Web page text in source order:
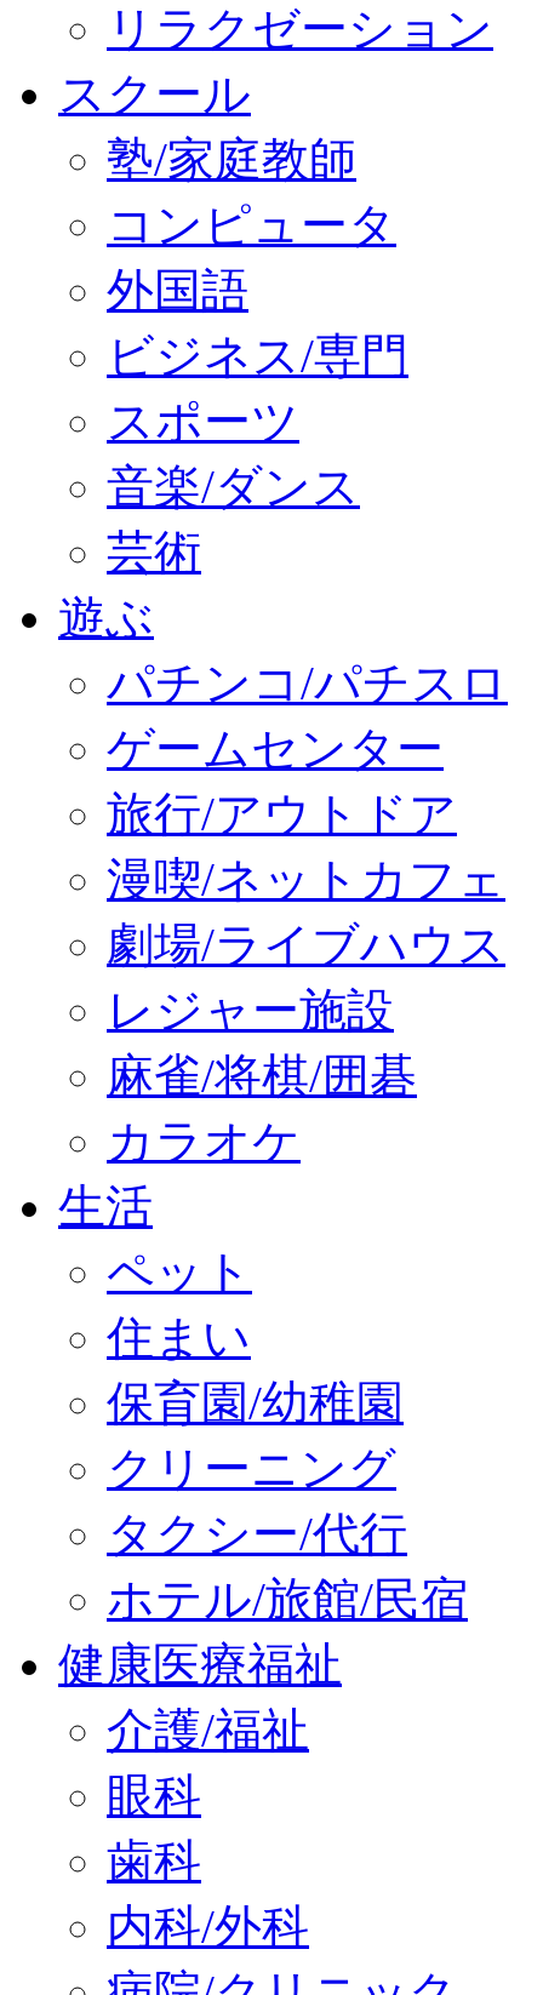
リラクゼーション
スクール
塾/家庭教師
コンピュータ
外国語
ビジネス/専門
スポーツ
音楽/ダンス
芸術
遊ぶ
パチンコ/パチスロ
ゲームセンター
旅行/アウトドア
漫喫/ネットカフェ
劇場/ライブハウス
レジャー施設
麻雀/将棋/囲碁
カラオケ
生活
ペット
住まい
保育園/幼稚園
クリーニング
タクシー/代行
ホテル/旅館/民宿
健康医療福祉
介護/福祉
眼科
歯科
内科/外科